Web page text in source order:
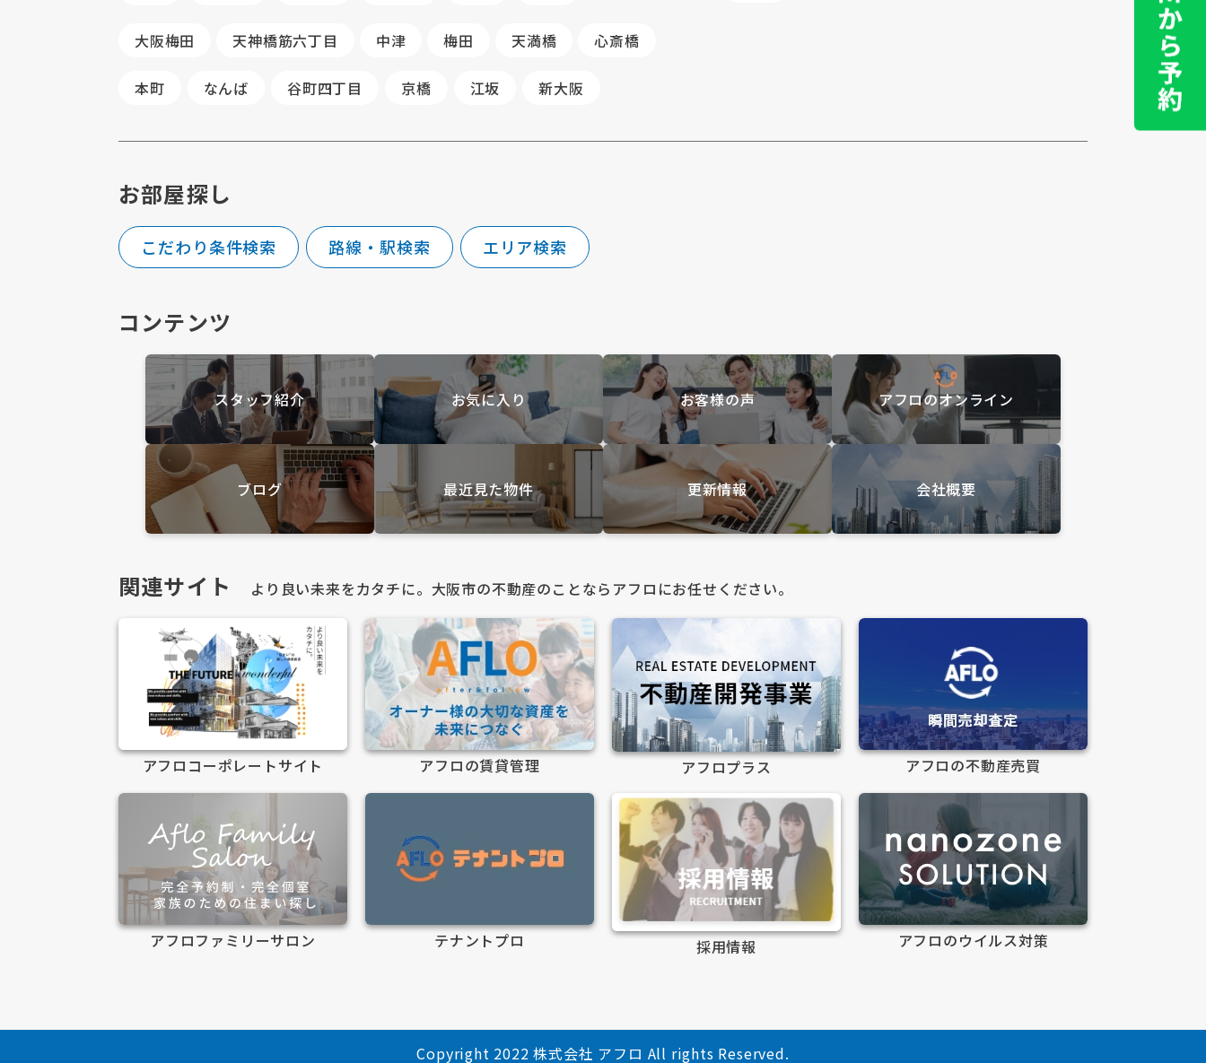
大阪梅田 天神橋筋六丁目 中津 梅田 天満橋 心斎橋
本町 なんば 谷町四丁目 京橋 江坂 新大阪
お部屋探し
こだわり条件検索 路線・駅検索 エリア検索
コンテンツ
スタッフ紹介 お気に入り お客様の声 アフロのオンライン
ブログ 最近見た物件 更新情報 会社概要
関連サイト より良い未来をカタチに。大阪市の不動産のことならアフロにお任せください。
アフロコーポレートサイト アフロの賃貸管理 アフロプラス アフロの不動産売買
アフロファミリーサロン テナントプロ 採用情報 アフロのウイルス対策
Copyright 2022 株式会社 アフロ All rights Reserved.